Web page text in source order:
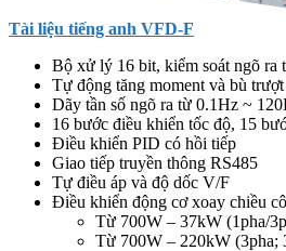
Tài liệu tiếng anh VFD-F
Bộ xử lý 16 bit, kiểm soát ngõ ra
Tự động tăng moment và bù trượt
Dãy tần số ngõ ra từ 0.1Hz ~
16 bước điều khiển tốc độ, 15
Điều khiển PID có hồi tiếp
Giao tiếp truyền thông RS485
Tự điều áp và độ dốc V/F
Điều khiển động cơ xoay chiều
Từ 700W – 37kW (1pha/
Từ 700W – 220kW (3pha;